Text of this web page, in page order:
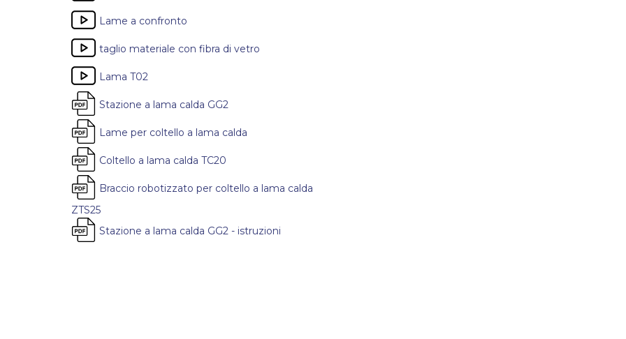
Lame a confronto
taglio materiale con fibra di vetro
Lama T02
Stazione a lama calda GG2
Lame per coltello a lama calda
Coltello a lama calda TC20
Braccio robotizzato per coltello a lama calda
ZTS25
Stazione a lama calda GG2 - istruzioni